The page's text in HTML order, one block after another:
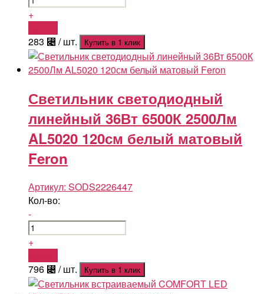
+
283 ⃄ / шт. Купить в 1 клик
Светильник светодиодный
линейный 36Вт 6500К 2500Лм
AL5020 120см белый матовый
Feron
Артикул: SODS2226447
Кол-во:
-
+
796 ⃄ / шт. Купить в 1 клик